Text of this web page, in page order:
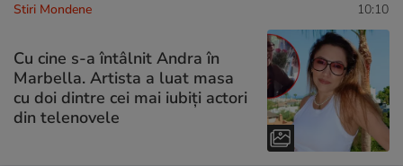
Stiri Mondene 10:10
Cu cine s-a întâlnit Andra în
Marbella. Artista a luat masa
cu doi dintre cei mai iubiți actori
din telenovele